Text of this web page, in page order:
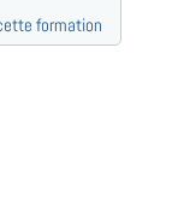
formation